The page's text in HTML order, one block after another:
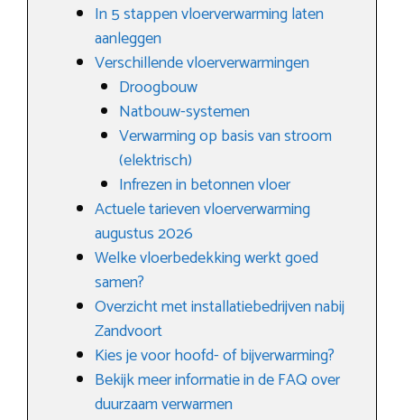
In 5 stappen vloerverwarming laten
aanleggen
Verschillende vloerverwarmingen
Droogbouw
Natbouw-systemen
Verwarming op basis van stroom
(elektrisch)
Infrezen in betonnen vloer
Actuele tarieven vloerverwarming
augustus 2026
Welke vloerbedekking werkt goed
samen?
Overzicht met installatiebedrijven nabij
Zandvoort
Kies je voor hoofd- of bijverwarming?
Bekijk meer informatie in de FAQ over
duurzaam verwarmen